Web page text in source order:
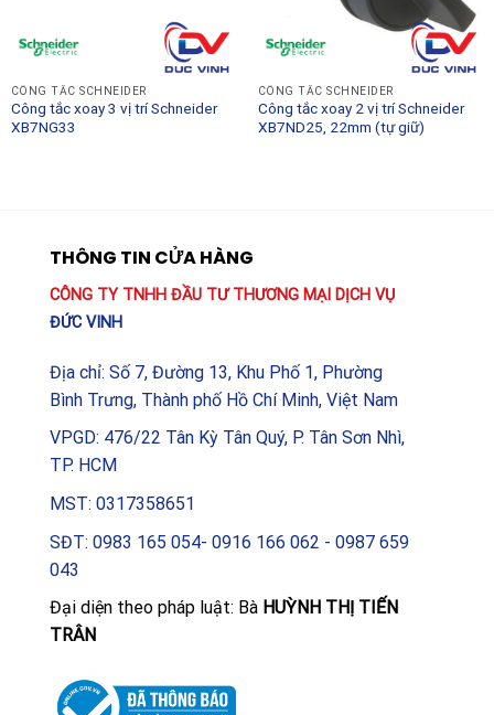
CÔNG TẮC SCHNEIDER
Công tắc xoay 3 vị trí Schneider
XB7NG33
CÔNG TẮC SCHNEIDER
Công tắc xoay 2 vị trí Schneider
XB7ND25, 22mm (tự giữ)
THÔNG TIN CỬA HÀNG
CÔNG TY TNHH ĐẦU TƯ THƯƠNG MẠI DỊCH VỤ
ĐỨC VINH
Địa chỉ: Số 7, Đường 13, Khu Phố 1, Phường
Bình Trưng, Thành phố Hồ Chí Minh, Việt Nam
VPGD: 476/22 Tân Kỳ Tân Quý, P. Tân Sơn Nhì,
TP. HCM
MST: 0317358651
SĐT: 0983 165 054- 0916 166 062 - 0987 659
043
Đại diện theo pháp luật: Bà HUỲNH THỊ TIẾN
TRÂN